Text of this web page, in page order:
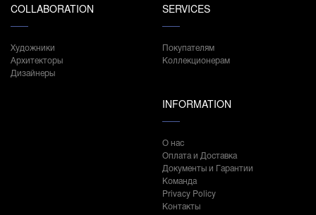
COLLABORATION
Художники
Архитекторы
Дизайнеры
SERVICES
Покупателям
Коллекционерам
INFORMATION
О нас
Оплата и Доставка
Документы и Гарантии
Команда
Privacy Policy
Контакты